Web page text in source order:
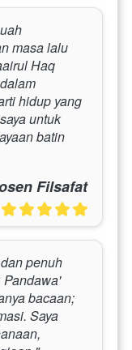
masa lalu
Haq
hidup yang
untuk
batin
Filsafat
Pandawa'
bacaan;
Saya